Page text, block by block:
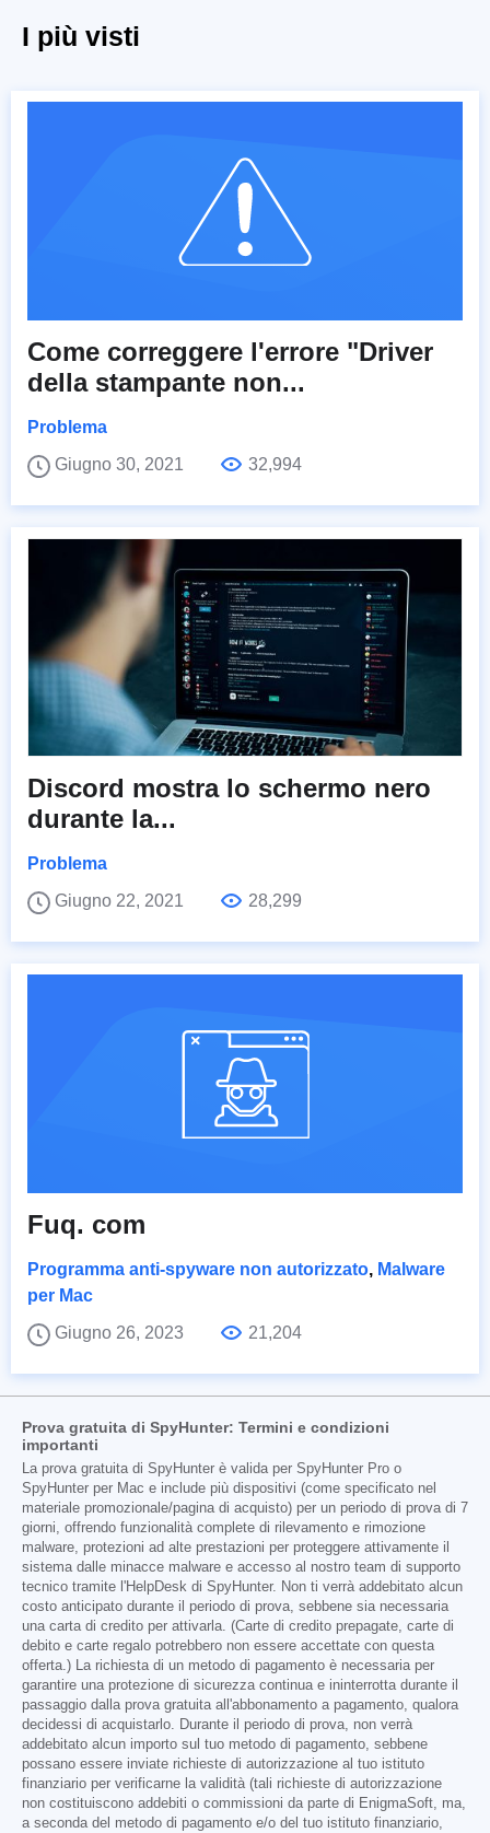
I più visti
Come correggere l'errore "Driver
della stampante non...
Problema
Giugno 30, 2021
32,994
Discord mostra lo schermo nero
durante la...
Problema
Giugno 22, 2021
28,299
Fuq. com
Programma anti-spyware non autorizzato, Malware
per Mac
Giugno 26, 2023
21,204
Prova gratuita di SpyHunter: Termini e condizioni
importanti
La prova gratuita di SpyHunter è valida per SpyHunter Pro o
SpyHunter per Mac e include più dispositivi (come specificato nel
materiale promozionale/pagina di acquisto) per un periodo di prova di 7
giorni, offrendo funzionalità complete di rilevamento e rimozione
malware, protezioni ad alte prestazioni per proteggere attivamente il
sistema dalle minacce malware e accesso al nostro team di supporto
tecnico tramite l'HelpDesk di SpyHunter. Non ti verrà addebitato alcun
costo anticipato durante il periodo di prova, sebbene sia necessaria
una carta di credito per attivarla. (Carte di credito prepagate, carte di
debito e carte regalo potrebbero non essere accettate con questa
offerta.) La richiesta di un metodo di pagamento è necessaria per
garantire una protezione di sicurezza continua e ininterrotta durante il
passaggio dalla prova gratuita all'abbonamento a pagamento, qualora
decidessi di acquistarlo. Durante il periodo di prova, non verrà
addebitato alcun importo sul tuo metodo di pagamento, sebbene
possano essere inviate richieste di autorizzazione al tuo istituto
finanziario per verificarne la validità (tali richieste di autorizzazione
non costituiscono addebiti o commissioni da parte di EnigmaSoft, ma,
a seconda del metodo di pagamento e/o del tuo istituto finanziario,